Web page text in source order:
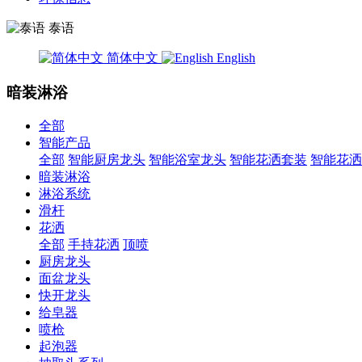
泰语
简体中文 English
暗装淋浴
全部
智能产品
全部 智能厨房龙头 智能浴室龙头 智能花洒套装 智能花洒
暗装淋浴
淋浴系统
滑杆
花洒
全部 手持花洒 顶喷
厨房龙头
面盆龙头
快开龙头
给皂器
喷枪
起泡器